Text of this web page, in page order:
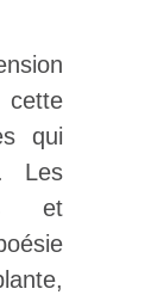
cette
qui
Les
et